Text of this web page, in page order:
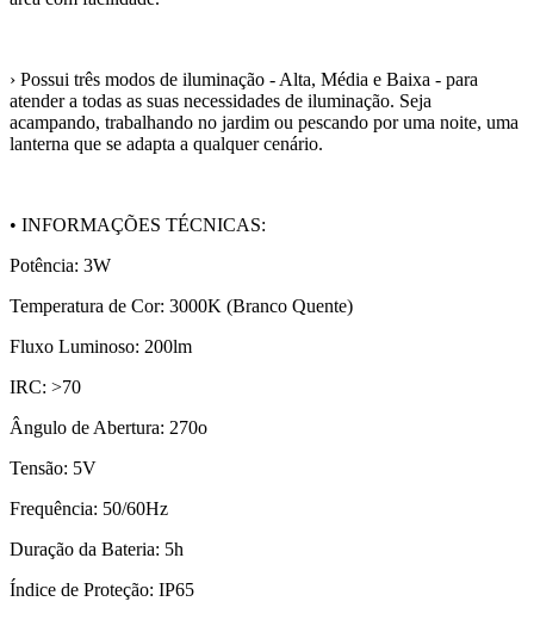
› Possui três modos de iluminação - Alta, Média e Baixa - para
atender a todas as suas necessidades de iluminação. Seja
acampando, trabalhando no jardim ou pescando por uma noite, uma
lanterna que se adapta a qualquer cenário.
• INFORMAÇÕES TÉCNICAS:
Potência: 3W
Temperatura de Cor: 3000K (Branco Quente)
Fluxo Luminoso: 200lm
IRC: >70
Ângulo de Abertura: 270o
Tensão: 5V
Frequência: 50/60Hz
Duração da Bateria: 5h
Índice de Proteção: IP65